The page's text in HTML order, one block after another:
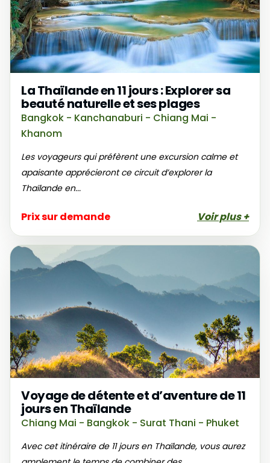
La Thaïlande en 11 jours : Explorer sa
beauté naturelle et ses plages
Bangkok - Kanchanaburi - Chiang Mai -
Khanom
Les voyageurs qui préfèrent une excursion calme et
apaisante apprécieront ce circuit d’explorer la
Thaïlande en...
Prix sur demande Voir plus +
Voyage de détente et d’aventure de 11
jours en Thaïlande
Chiang Mai - Bangkok - Surat Thani - Phuket
Avec cet itinéraire de 11 jours en Thaïlande, vous aurez